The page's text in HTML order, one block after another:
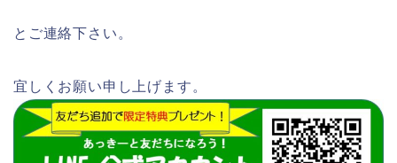
とご連絡下さい。
宜しくお願い申し上げます。